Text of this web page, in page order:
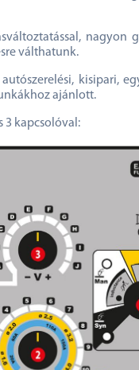
nagyon
válthatunk.
autószerelési, kisipari,
ajánlott.
3 kapcsolóval: